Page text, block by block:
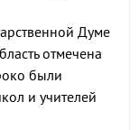
Думе
отмечена
были
и учителей